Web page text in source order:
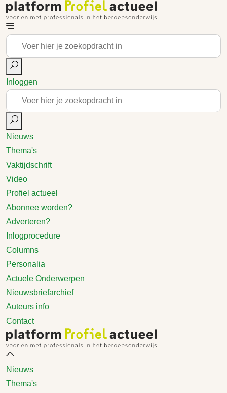
Inloggen
Nieuws
Thema's
Vaktijdschrift
Video
Profiel actueel
Abonnee worden?
Adverteren?
Inlogprocedure
Columns
Personalia
Actuele Onderwerpen
Nieuwsbriefarchief
Auteurs info
Contact
Nieuws
Thema's